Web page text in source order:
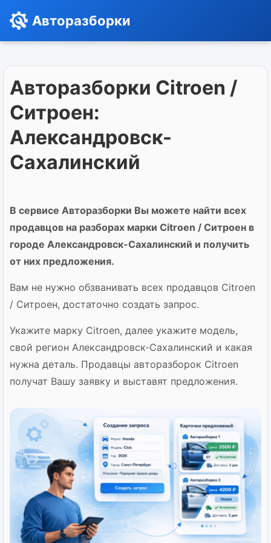
Авторазборки
Авторазборки Citroen /
Ситроен:
Александровск-
Сахалинский
В сервисе Авторазборки Вы можете найти всех
продавцов на разборах марки Citroen / Ситроен в
городе Александровск-Сахалинский и получить
от них предложения.
Вам не нужно обзванивать всех продавцов Citroen
/ Ситроен, достаточно создать запрос.
Укажите марку Citroen, далее укажите модель,
свой регион Александровск-Сахалинский и какая
нужна деталь. Продавцы авторазборок Citroen
получат Вашу заявку и выставят предложения.